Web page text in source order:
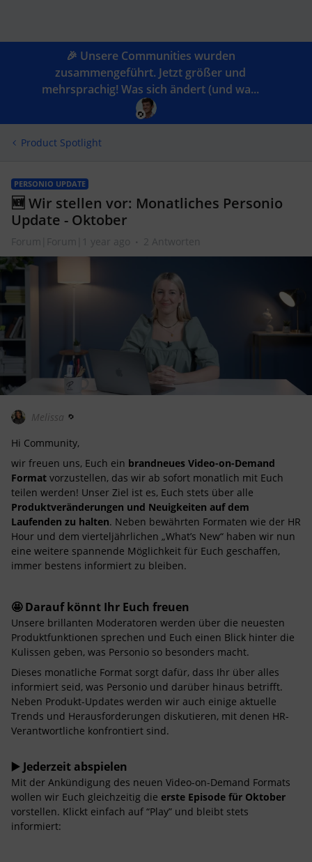
🎉 Unsere Communities wurden
zusammengeführt. Jetzt größer und
mehrsprachig! Was sich ändert (und wa...
Product Spotlight
PERSONIO UPDATE
🆕 Wir stellen vor: Monatliches Personio
Update - Oktober
Forum|Forum|1 year ago 2 Antworten
Melissa
Hi Community,
wir freuen uns, Euch ein brandneues Video-on-Demand
Format vorzustellen, das wir ab sofort monatlich mit Euch
teilen werden! Unser Ziel ist es, Euch stets über alle
Produktveränderungen und Neuigkeiten auf dem
Laufenden zu halten. Neben bewährten Formaten wie der HR
Hour und dem vierteljährlichen „What’s New“ haben wir nun
eine weitere spannende Möglichkeit für Euch geschaffen,
immer bestens informiert zu bleiben.
🤩 Darauf könnt Ihr Euch freuen
Unsere brillanten Moderatoren werden über die neuesten
Produktfunktionen sprechen und Euch einen Blick hinter die
Kulissen geben, was Personio so besonders macht.
Dieses monatliche Format sorgt dafür, dass Ihr über alles
informiert seid, was Personio und darüber hinaus betrifft.
Neben Produkt-Updates werden wir auch einige aktuelle
Trends und Herausforderungen diskutieren, mit denen HR-
Verantwortliche konfrontiert sind.
▶️ Jederzeit abspielen
Mit der Ankündigung des neuen Video-on-Demand Formats
wollen wir Euch gleichzeitig die erste Episode für Oktober
vorstellen. Klickt einfach auf “Play” und bleibt stets
informiert: